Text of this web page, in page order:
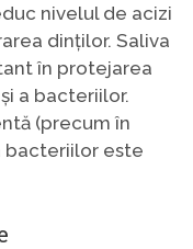
nivelul de acizi
dinților. Saliva
în protejarea
a bacteriilor.
(precum în
bacteriilor este